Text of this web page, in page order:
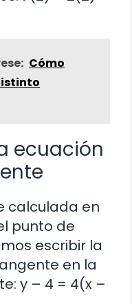
Cómo
ecuación
calculada en
punto de
escribir la
en la
y – 4 = 4(x –